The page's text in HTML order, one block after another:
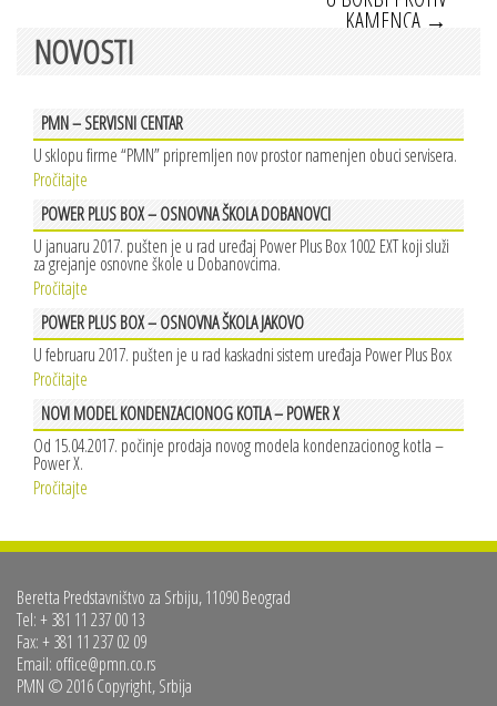
KAMENCA →
NOVOSTI
PMN – SERVISNI CENTAR
U sklopu firme “PMN” pripremljen nov prostor namenjen obuci servisera.
Pročitajte
POWER PLUS BOX – OSNOVNA ŠKOLA DOBANOVCI
U januaru 2017. pušten je u rad uređaj Power Plus Box 1002 EXT koji služi
za grejanje osnovne škole u Dobanovcima.
Pročitajte
POWER PLUS BOX – OSNOVNA ŠKOLA JAKOVO
U februaru 2017. pušten je u rad kaskadni sistem uređaja Power Plus Box
Pročitajte
NOVI MODEL KONDENZACIONOG KOTLA – POWER X
Od 15.04.2017. počinje prodaja novog modela kondenzacionog kotla –
Power X.
Pročitajte
Beretta Predstavništvo za Srbiju, 11090 Beograd
Tel: + 381 11 237 00 13
Fax: + 381 11 237 02 09
Email: office@pmn.co.rs
PMN © 2016 Copyright, Srbija